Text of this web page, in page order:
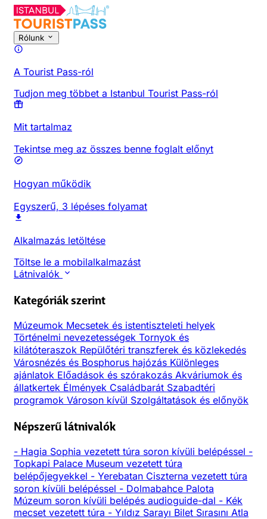
Rólunk
A Tourist Pass-ról
Tudjon meg többet a Istanbul Tourist Pass-ról
Mit tartalmaz
Tekintse meg az összes benne foglalt előnyt
Hogyan működik
Egyszerű, 3 lépéses folyamat
Alkalmazás letöltése
Töltse le a mobilalkalmazást
Látnivalók
Kategóriák szerint
Múzeumok Mecsetek és istentiszteleti helyek
Történelmi nevezetességek Tornyok és
kilátóteraszok Repülőtéri transzferek és közlekedés
Városnézés és Bosphorus hajózás Különleges
ajánlatok Előadások és szórakozás Akváriumok és
állatkertek Élmények Családbarát Szabadtéri
programok Városon kívül Szolgáltatások és előnyök
Népszerű látnivalók
- Hagia Sophia vezetett túra soron kívüli belépéssel -
Topkapi Palace Museum vezetett túra
belépőjegyekkel - Yerebatan Ciszterna vezetett túra
soron kívüli belépéssel - Dolmabahce Palota
Múzeum soron kívüli belépés audioguide-dal - Kék
mecset vezetett túra - Yıldız Sarayı Bilet Sırasını Atla